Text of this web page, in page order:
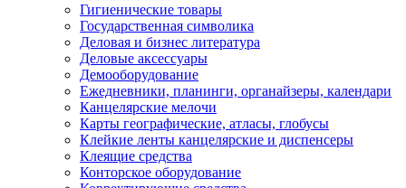
Гигиенические товары
Государственная символика
Деловая и бизнес литература
Деловые аксессуары
Демооборудование
Ежедневники, планинги, органайзеры, календари
Канцелярские мелочи
Карты географические, атласы, глобусы
Клейкие ленты канцелярские и диспенсеры
Клеящие средства
Конторское оборудование